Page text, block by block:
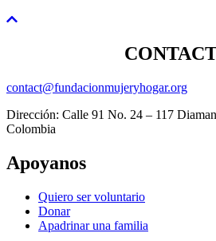
contact@fundacionmujeryhogar.org
Dirección: Calle 91 No. 24 – 117
Colombia
Apoyanos
Quiero ser voluntario
Donar
Apadrinar una familia